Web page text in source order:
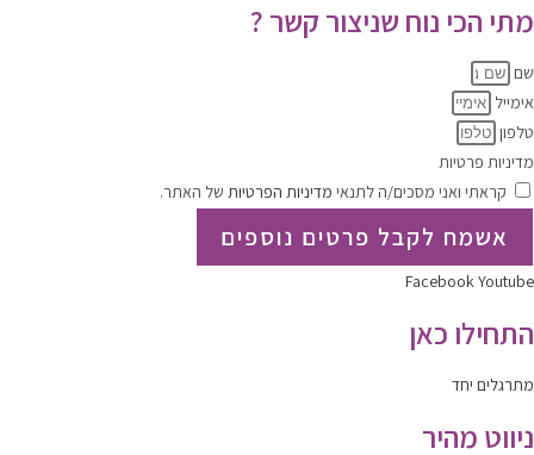
מתי הכי נוח שניצור קשר ?
שם
אימייל
טלפון
מדיניות פרטיות
קראתי ואני מסכים/ה לתנאי מדיניות הפרטיות של האתר.
אשמח לקבל פרטים נוספים
FacebookYoutube
התחילו כאן
מתרגלים יחד
ניווט מהיר